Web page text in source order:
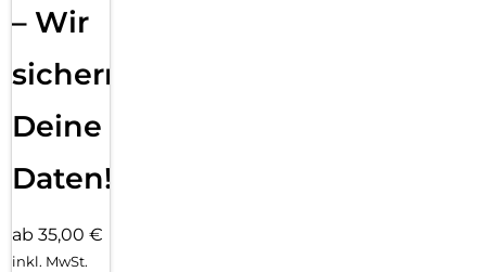
– Wir
sichern
Deine
Daten!
ab 35,00 €
inkl. MwSt.